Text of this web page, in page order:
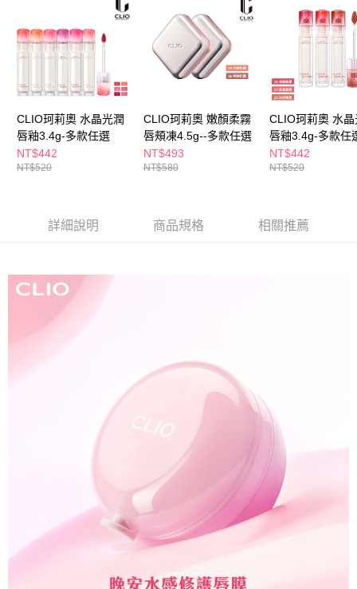
１．透過由恩沛科技股份有限公司提供之「AFTEE先享後付」服務完成之交
易，需依本服務之必要範圍內提供個人資料，並將交易相關給付款項請求債
權轉讓予恩沛科技股份有限公司。
２．關於個人資料處理事宜，請瀏覽以下網址：
３．未成年的使用者請事先徵得法定代理人或監護人之同意方可使用
「AFTEE先享後付」，若未經同意申辦者引起之損失，本公司不負相關責
４．使用「AFTEE先享後付」時，將依據個別帳號之用戶狀況，依本公司即
時審查核予不同之上限額度；若仍有額度不足之情形，本公司將視審查結果
請求用戶進行身份認證。
５．嚴禁一人註冊多個帳號或使用他人資訊註冊。若發現惡意使用之情形，
每筆NT$65，滿NT$490(含以上)免運費
付款後7-11取貨
每筆NT$65，滿NT$490(含以上)免運費
宅配(本島)
每筆NT$100，滿NT$790(含以上)免運費
付款後寶雅門市自取(由倉庫統一出貨)
每筆NT$80，滿NT$290(含以上)免運費
CLIO珂莉奧 水晶光潤
唇釉3.4g-多款任選
NT$442
NT$520
CLIO珂莉奧 嫩顏柔霧
唇頰凍4.5g--多款任選
NT$493
NT$580
CLIO珂莉奧 水晶
唇釉3.4g-多款任
果限定版)
NT$442
NT$520
詳細說明 商品規格 相關推薦